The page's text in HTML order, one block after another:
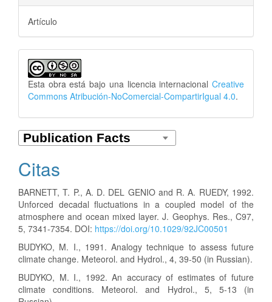
Artículo
Esta obra está bajo una licencia internacional Creative
Commons Atribución-NoComercial-CompartirIgual 4.0.
Citas
BARNETT, T. P., A. D. DEL GENIO and R. A. RUEDY, 1992.
Unforced decadal fluctuations in a coupled model of the
atmosphere and ocean mixed layer. J. Geophys. Res., C97,
5, 7341-7354. DOI: https://doi.org/10.1029/92JC00501
BUDYKO, M. I., 1991. Analogy technique to assess future
climate change. Meteorol. and Hydrol., 4, 39-50 (in Russian).
BUDYKO, M. I., 1992. An accuracy of estimates of future
climate conditions. Meteorol. and Hydrol., 5, 5-13 (in